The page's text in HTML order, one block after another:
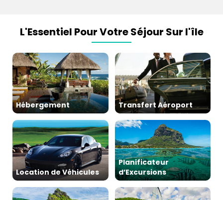
L'Essentiel Pour Votre Séjour Sur l'île
Hébergement Transfert Aéroport
Location de Véhicules
Planificateur
d’Excursions